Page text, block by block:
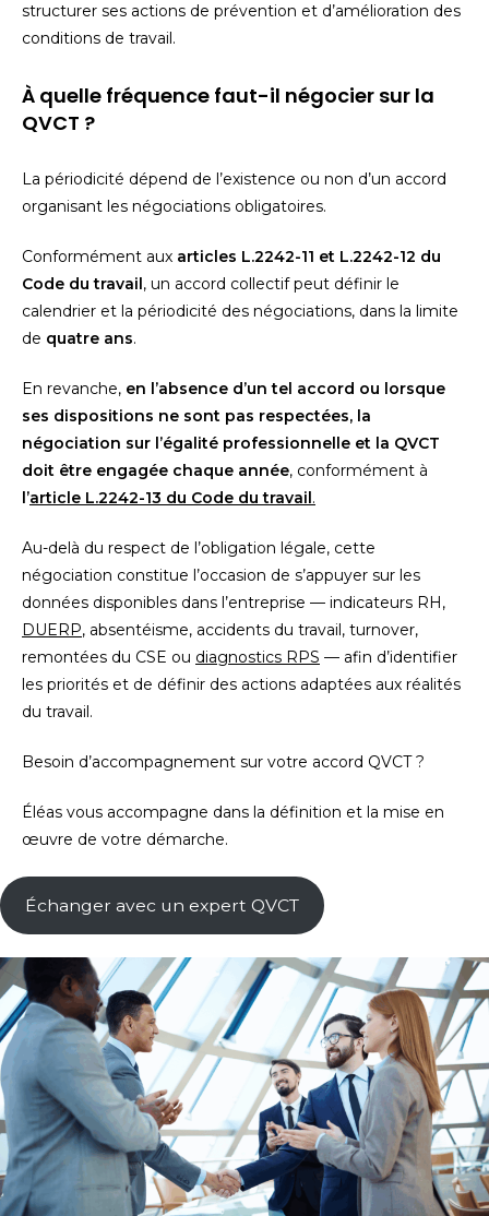
structurer ses actions de prévention et d’amélioration des
conditions de travail.
À quelle fréquence faut-il négocier sur la
QVCT ?
La périodicité dépend de l’existence ou non d’un accord
organisant les négociations obligatoires.
Conformément aux articles L.2242-11 et L.2242-12 du
Code du travail, un accord collectif peut définir le
calendrier et la périodicité des négociations, dans la limite
de quatre ans.
En revanche, en l’absence d’un tel accord ou lorsque
ses dispositions ne sont pas respectées, la
négociation sur l’égalité professionnelle et la QVCT
doit être engagée chaque année, conformément à
l’article L.2242-13 du Code du travail.
Au-delà du respect de l’obligation légale, cette
négociation constitue l’occasion de s’appuyer sur les
données disponibles dans l’entreprise — indicateurs RH,
DUERP, absentéisme, accidents du travail, turnover,
remontées du CSE ou diagnostics RPS — afin d’identifier
les priorités et de définir des actions adaptées aux réalités
du travail.
Besoin d’accompagnement sur votre accord QVCT ?
Éléas vous accompagne dans la définition et la mise en
œuvre de votre démarche.
Échanger avec un expert QVCT